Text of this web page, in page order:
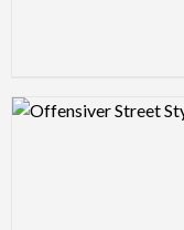
Logo Preview Image